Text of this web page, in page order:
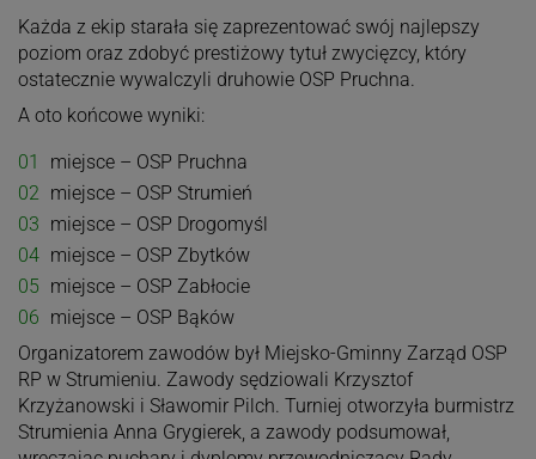
Każda z ekip starała się zaprezentować swój najlepszy
poziom oraz zdobyć prestiżowy tytuł zwycięzcy, który
ostatecznie wywalczyli druhowie OSP Pruchna.
A oto końcowe wyniki:
miejsce – OSP Pruchna
miejsce – OSP Strumień
miejsce – OSP Drogomyśl
miejsce – OSP Zbytków
miejsce – OSP Zabłocie
miejsce – OSP Bąków
Organizatorem zawodów był Miejsko-Gminny Zarząd OSP
RP w Strumieniu. Zawody sędziowali Krzysztof
Krzyżanowski i Sławomir Pilch. Turniej otworzyła burmistrz
Strumienia Anna Grygierek, a zawody podsumował,